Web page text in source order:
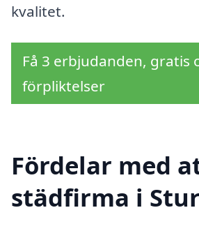
kvalitet.
Få 3 erbjudanden, gratis
förpliktelser
Fördelar med
städfirma i